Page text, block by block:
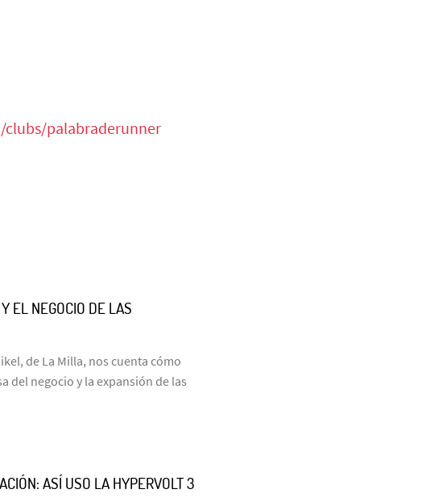
palabraderunner
EL NEGOCIO DE LAS
de La Milla, nos cuenta cómo
del negocio y la expansión de las
ASÍ USO LA HYPERVOLT 3